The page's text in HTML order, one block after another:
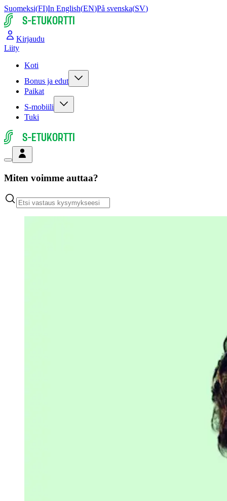
Suomeksi(FI)In English(EN)På svenska(SV)
S-ETUKORTTI
Kirjaudu
Liity
Koti
Bonus ja edut
Paikat
S-mobiili
Tuki
S-ETUKORTTI
Miten voimme auttaa?